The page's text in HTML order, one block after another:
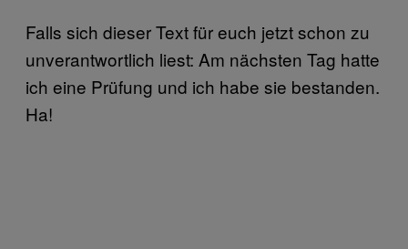
Falls sich dieser Text für euch jetzt schon zu
unverantwortlich liest: Am nächsten Tag hatte
ich eine Prüfung und ich habe sie bestanden.
Ha!